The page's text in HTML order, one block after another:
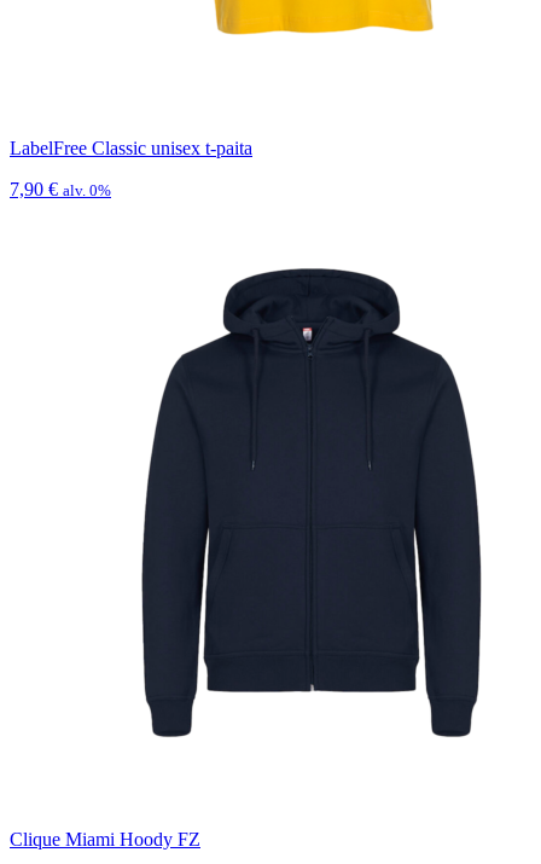
LabelFree Classic unisex t-paita
7,90 € alv. 0%
Clique Miami Hoody FZ